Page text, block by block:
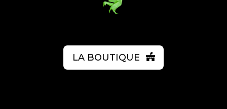
LA BOUTIQUE